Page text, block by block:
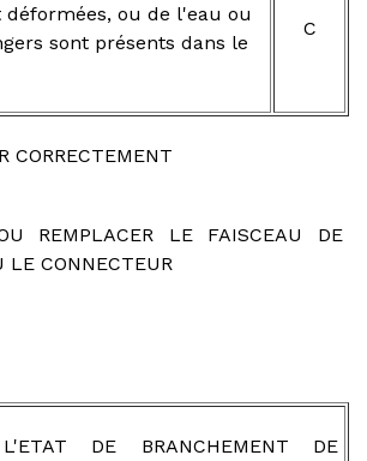
ou de l'eau ou
sont présents dans le
C
CORRECTEMENT
REMPLACER LE FAISCEAU DE
LE CONNECTEUR
DE BRANCHEMENT DE